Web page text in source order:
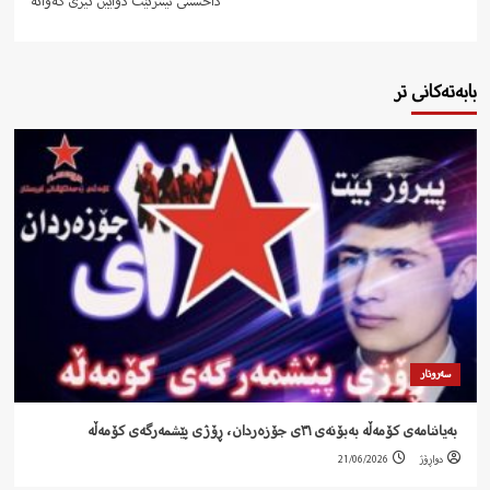
بابەتەکانی تر
سەروتار
‍ بەیاننامەی کۆمەڵە بەبۆنەی ٣١ی جۆزەردان، ڕۆژی پێشمەرگەی کۆمەڵە
دواڕۆژ 21/06/2026